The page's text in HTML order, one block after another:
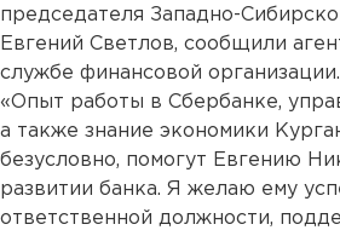
председателя Западно-
Евгений Светлов, сообщили
службе финансовой организации.
«Опыт работы в Сбербанке,
а также знание экономики
безусловно, помогут Евгению
развитии банка. Я желаю ему
ответственной должности,